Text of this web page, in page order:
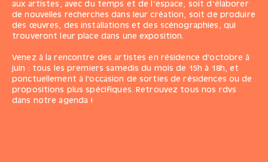
aux artistes, avec du temps et de l’espace, soit d’élaborer
de nouvelles recherches dans leur création, soit de produire
des œuvres, des installations et des scénographies, qui
trouveront leur place dans une exposition.
Venez à la rencontre des artistes en résidence d'octobre à
juin : tous les premiers samedis du mois de 15h à 18h, et
ponctuellement à l'occasion de sorties de résidences ou de
propositions plus spécifiques. Retrouvez tous nos rdvs
dans notre agenda !